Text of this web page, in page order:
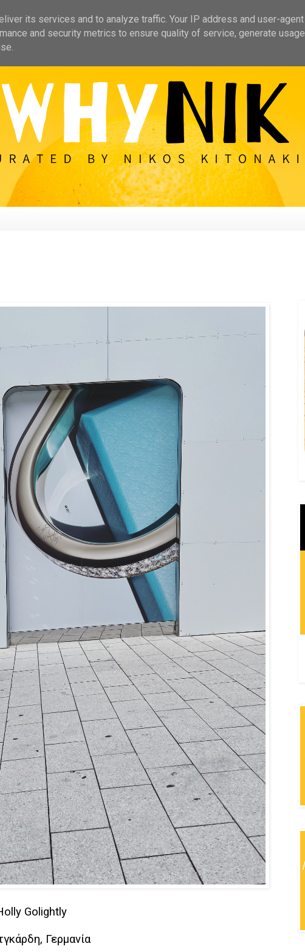
Golightly
Γερμανία
its services and to analyze traffic. Your IP address and user-agent
and security metrics to ensure quality of service, generate usage